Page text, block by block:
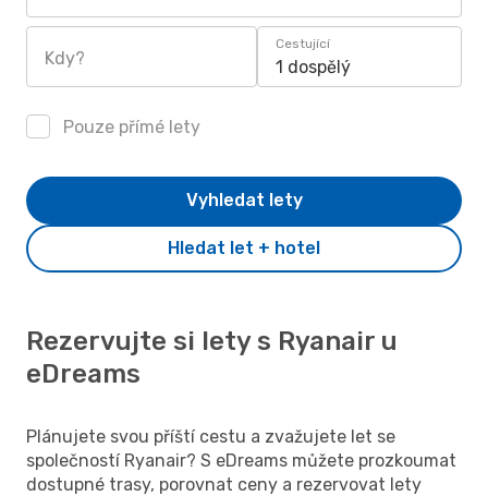
Kdy?
Cestující
1 dospělý
Pouze přímé lety
Hledat let + hotel
Vyhledat lety
Rezervujte si lety s Ryanair u
eDreams
Plánujete svou příští cestu a zvažujete let se
společností Ryanair? S eDreams můžete prozkoumat
dostupné trasy, porovnat ceny a rezervovat lety